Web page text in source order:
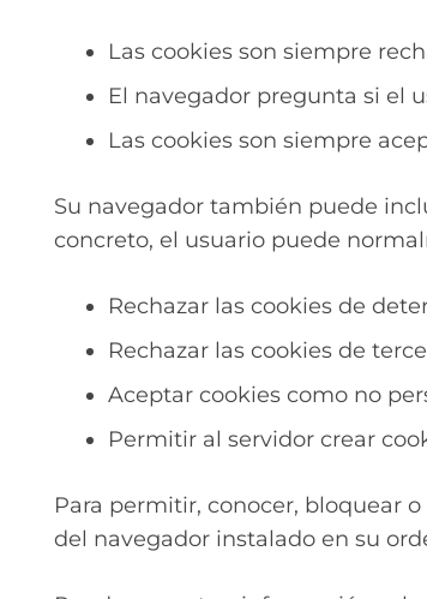
Las cookies son siempre
El navegador pregunta si el
Las cookies son siempre
Su navegador también puede
concreto, el usuario puede
Rechazar las cookies de
Rechazar las cookies de
Aceptar cookies como no
Permitir al servidor crear
Para permitir, conocer, bloquear
del navegador instalado en su